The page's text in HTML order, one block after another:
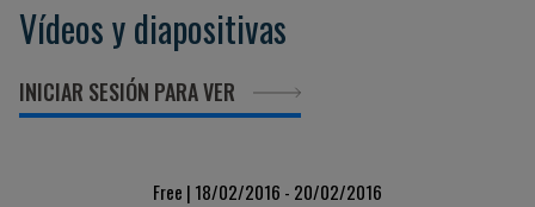
Vídeos y diapositivas
INICIAR SESIÓN PARA VER
Free | 18/02/2016 - 20/02/2016